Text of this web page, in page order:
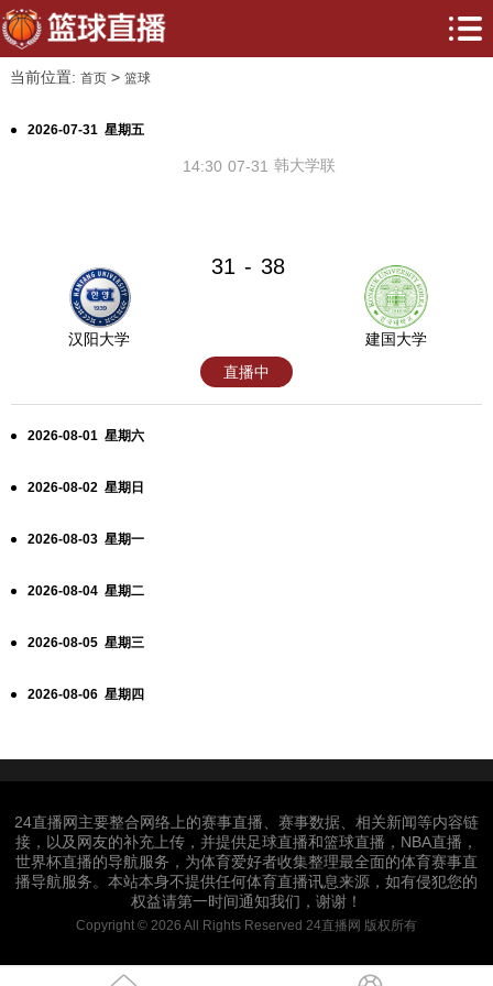
当前位置: 首页> 篮球
2026-07-31 星期五
07-31
14:30 韩大学联
汉阳大学
31 - 38
建国大学
直播中
2026-08-01 星期六
2026-08-02 星期日
2026-08-03 星期一
2026-08-04 星期二
2026-08-05 星期三
2026-08-06 星期四
24直播网主要整合网络上的赛事直播、赛事数据、相关新闻等内容链
接，以及网友的补充上传，并提供足球直播和篮球直播，NBA直播，
世界杯直播的导航服务，为体育爱好者收集整理最全面的体育赛事直
播导航服务。本站本身不提供任何体育直播讯息来源，如有侵犯您的
权益请第一时间通知我们，谢谢！
Copyright © 2026 All Rights Reserved 24直播网 版权所有